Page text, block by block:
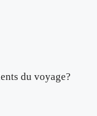
du voyage?